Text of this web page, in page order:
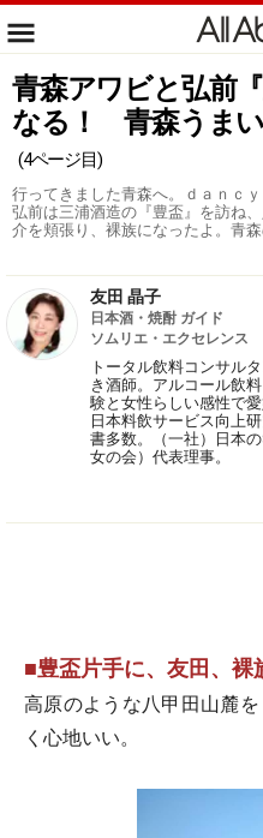
青森アワビと弘前
なる！ 青森うま
(4ページ目)
行ってきました青森へ。ｄａｎｃ
弘前は三浦酒造の『豊盃』を訪ね
介を頬張り、裸族になったよ。青
友田 晶子
日本酒・焼酎 ガイド
ソムリエ・エクセレンス
トータル飲料コンサル
き酒師。アルコール飲
験と女性らしい感性で
日本料飲サービス向上
書多数。（一社）日本
女の会）代表理事。
■豊盃片手に、友田、裸
高原のような八甲田山麓
く心地いい。